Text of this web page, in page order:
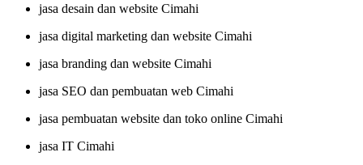
jasa desain dan website Cimahi
jasa digital marketing dan website Cimahi
jasa branding dan website Cimahi
jasa SEO dan pembuatan web Cimahi
jasa pembuatan website dan toko online Cimahi
jasa IT Cimahi